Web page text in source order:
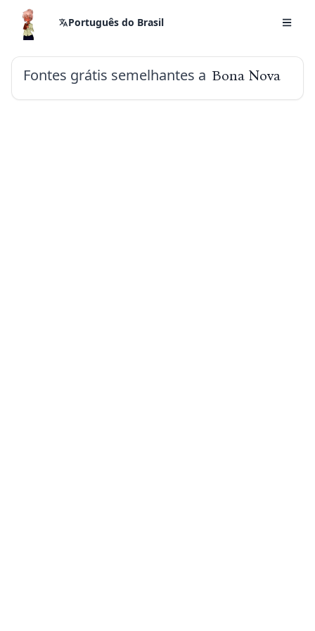
Português do Brasil
Fontes grátis semelhantes a Bona Nova